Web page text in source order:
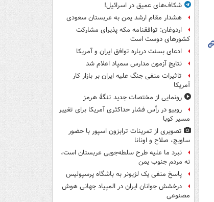
شکاف‌های عمیق در اسرائیل!
هشدار مقام ارشد یمن به عربستان سعودی
اردوغان: توافقنامه مکه پذیرای مشارکت
کشورهای دوست است
ادعای بسنت درباره توافق ایران و آمریکا
نتایج آزمون مدارس سمپاد اعلام شد
تاثیرات منفی جنگ علیه ایران بر بازار کار
آمریکا
رونمایی از مختصات جدید تنگۀ هرمز
روبیو در رأس فشار حداکثری آمریکا برای تغییر
مسیر کوبا
تصویری از تمرینات ترابزون اسپور با حضور
ساویچ، صلاح و اونانا
نبرد ما علیه طرح سلطه‌جویی عربستان است،
نه مردم جنوب یمن
پاسخ منفی یک لژیونر به باشگاه پرسپولیس
درخشش جوانان ایران در المپیاد جهانی هوش
مصنوعی